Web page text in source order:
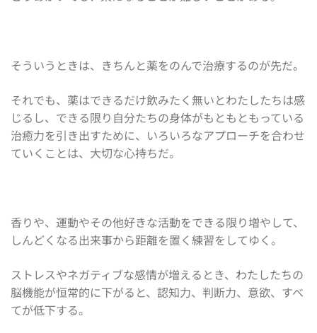
そういうときは、きちんと薬をのんで治療するのが先だ。
それでも、薬はできるだけ飲みたく無いとわたしたちは感
じるし、できる限り自分たちの身体がもともともっている
治癒力を引き出すために、いろいろなアプローチを合わせ
ていくことは、大切な心持ちだ。
香りや、運動やその他好きな活動をできる限り増やして、
しんどくなる出来事から距離を置く練習をしてゆく。
ストレスやネガティブな感情が増えるとき、わたしたちの
脳機能が恒常的に下がると、認知力、判断力、意欲、すべ
てが低下する。